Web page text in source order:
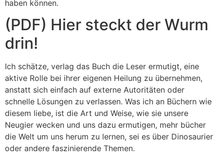
haben können.
(PDF) Hier steckt der Wurm
drin!
Ich schätze, verlag das Buch die Leser ermutigt, eine
aktive Rolle bei ihrer eigenen Heilung zu übernehmen,
anstatt sich einfach auf externe Autoritäten oder
schnelle Lösungen zu verlassen. Was ich an Büchern wie
diesem liebe, ist die Art und Weise, wie sie unsere
Neugier wecken und uns dazu ermutigen, mehr bücher
die Welt um uns herum zu lernen, sei es über Dinosaurier
oder andere faszinierende Themen.